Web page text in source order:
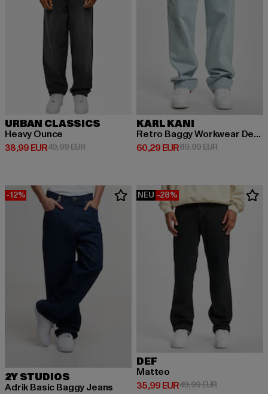
URBAN CLASSICS
Heavy Ounce
38,99 EUR
Derzeitiger Preis: 38,99 EUR
49,99 EURAktionspreis: 49,99 EUR
KARL KANI
Retro Baggy Workwear Denim Loose Fit
60,29 EUR
Derzeitiger Preis: 60,29 EUR
89,99 EURAktionspreis:
-12%
2Y STUDIOS
Adrik Basic Baggy Jeans
NEU -28%
DEF
Matteo
35,99 EUR
Derzeitiger Preis: 35,99 EUR
49,99 EURAktionspreis: